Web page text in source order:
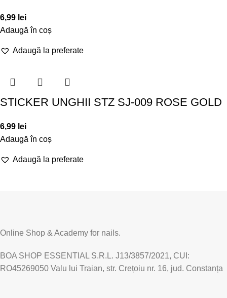
6,99 lei
Adaugă în coș
Adaugă la preferate
STICKER UNGHII STZ SJ-009 ROSE GOLD
6,99 lei
Adaugă în coș
Adaugă la preferate
Online Shop & Academy for nails.
BOA SHOP ESSENTIAL S.R.L. J13/3857/2021, CUI:
RO45269050 Valu lui Traian, str. Crețoiu nr. 16, jud. Constanța